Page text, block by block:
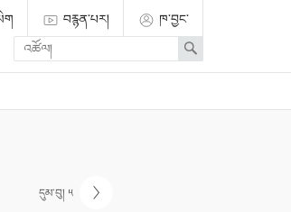
བརྙན་པར།
ཁ་བྱང་
Enter
search
term
Search
དུམ་བུ། ༥